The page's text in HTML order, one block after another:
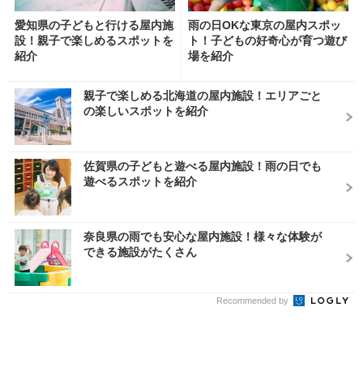
愛知県の子どもと行ける屋内施
設！親子で楽しめるスポットを
紹介
雨の日OKな東京の屋内スポッ
ト！子どもの好奇心が育つ遊び
場を紹介
親子で楽しめる北海道の屋内施設！エリアごと
の楽しいスポットを紹介
佐賀県の子どもと遊べる屋内施設！雨の日でも
遊べるスポットを紹介
奈良県の雨でも安心な屋内施設！様々な体験が
できる施設がたくさん
Recommended by